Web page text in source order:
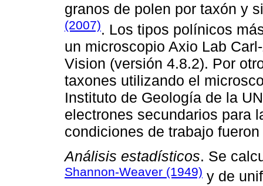
granos de polen por taxón y
(2007). Los tipos polínicos
un microscopio Axio Lab
Vision (versión 4.8.2). Por
taxones utilizando el
Instituto de Geología de la
electrones secundarios para
condiciones de trabajo
Análisis estadísticos. Se
Shannon-Weaver (1949) y de